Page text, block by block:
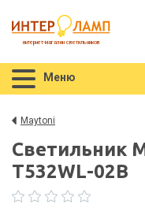
интернет-магазин светильников
Меню
Maytoni
Светильник
T532WL-02B